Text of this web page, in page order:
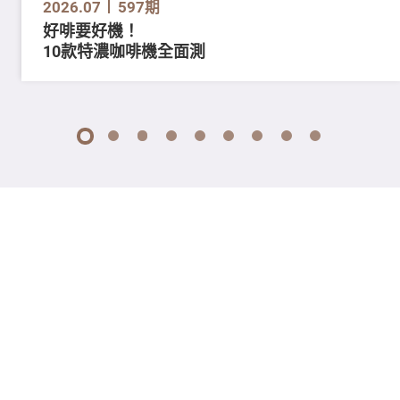
2026.07 597期
好啡要好機！
10款特濃咖啡機全面測
1 2 3 4 5 6 7 8 9